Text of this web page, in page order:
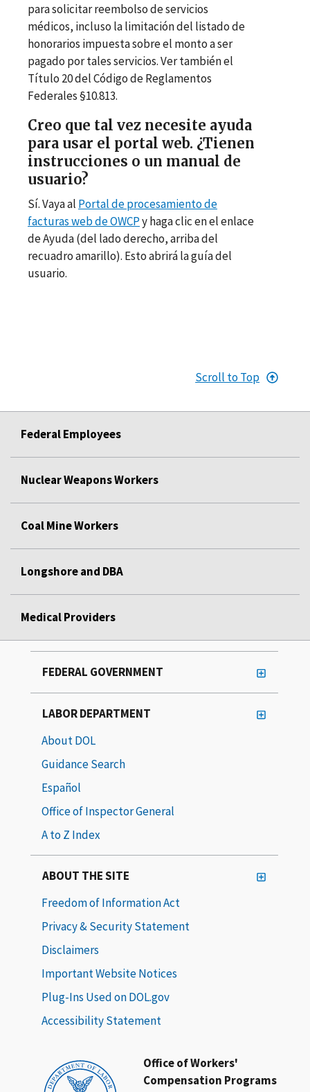
para solicitar reembolso de servicios
médicos, incluso la limitación del listado de
honorarios impuesta sobre el monto a ser
pagado por tales servicios. Ver también el
Título 20 del Código de Reglamentos
Federales§10.813.
Creo que tal vez necesite ayuda
para usar el portal web. ¿Tienen
instrucciones o un manual de
usuario?
Sí. Vaya al Portal de procesamiento de
facturas web de OWCPy haga clic en el enlace
de Ayuda (del lado derecho, arriba del
recuadro amarillo). Esto abrirá la guía del
usuario.
Scroll to Top
Federal Employees
Nuclear Weapons Workers
Coal Mine Workers
Longshore and DBA
Medical Providers
Office of Workers'
Compensation Programs
FEDERAL GOVERNMENT
LABOR DEPARTMENT
About DOL
Guidance Search
Español
Office of Inspector General
A to Z Index
ABOUT THE SITE
Freedom of Information Act
Privacy & Security Statement
Disclaimers
Important Website Notices
Plug-Ins Used on DOL.gov
Accessibility Statement